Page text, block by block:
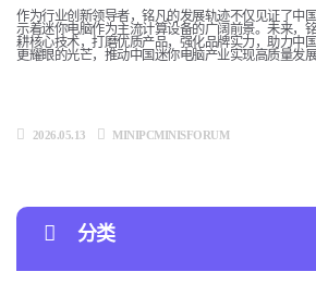
分类
作为行业创新领导者，铭凡的发展轨迹不仅见证了中
示着迷你电脑作为主流计算设备的广阔前景。未来，
耕核心技术，打磨优质产品，强化品牌实力，助力中
更耀眼的光芒，推动中国迷你电脑产业实现高质量发展
2026.05.13 MINIPCMINISFORUM